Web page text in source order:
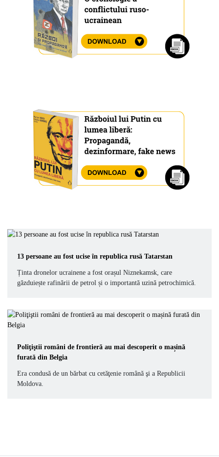
13 persoane au fost ucise în republica rusă Tatarstan
Ținta dronelor ucrainene a fost orașul Niznekamsk, care
găzduiește rafinării de petrol și o importantă uzină petrochimică.
Poliţiştii români de frontieră au mai descoperit o mașină
furată din Belgia
Era condusă de un bărbat cu cetăţenie română şi a Republicii
Moldova.